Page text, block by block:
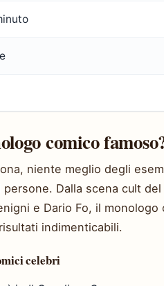
comico
niente meglio degli
Dalla scena cult
e Dario Fo, il
indimenticabili.
celebri